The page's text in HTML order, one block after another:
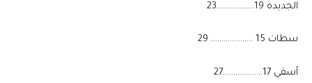
​الجديدة 19………………23
​سطات 15 ……………….. 29
​آسفي 17……………….27